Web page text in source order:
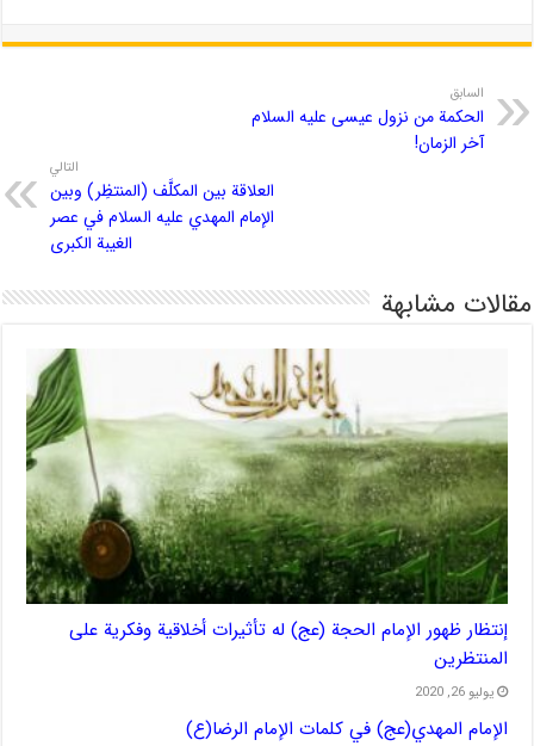
السابق
الحكمة من نزول عيسى عليه السلام
آخر الزمان!
التالي
العلاقة بين المكلَّف (المنتظِر) وبين
الإمام المهدي عليه السلام في عصر
الغيبة الكبرى
مقالات مشابهة
إنتظار ظهور الإمام الحجة (عج) له تأثیرات أخلاقیة وفکریة علی
المنتظرین
يوليو 26, 2020
الإمام المهدي(عج) في كلمات الإمام الرضا(ع)